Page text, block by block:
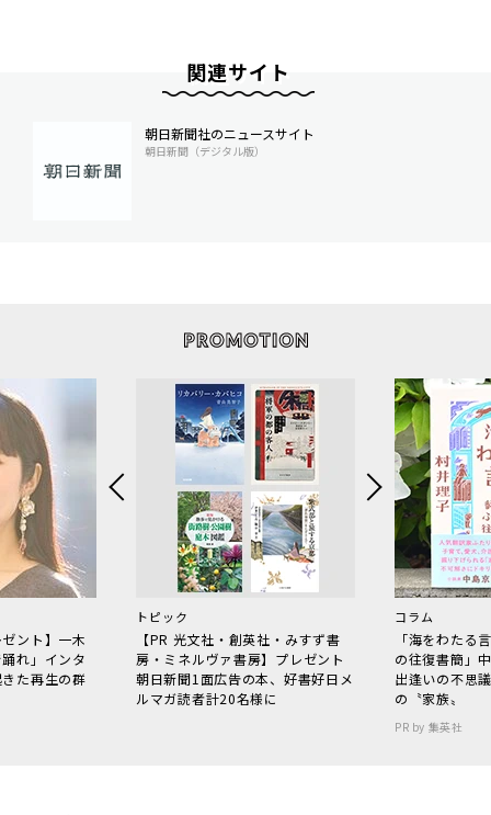
関連サイト
朝日新聞社のニュースサイト
朝日新聞（デジタル版）
ント】一木
れ」インタ
た再生の群
トピック
【PR 光文社・創英社・みすず書
房・ミネルヴァ書房】プレゼント
朝日新聞1面広告の本、好書好日メ
ルマガ読者計20名様に
コラム
「海をわた
の往復書簡」
出逢いの不思
の〝家族〟
PR by 集英社